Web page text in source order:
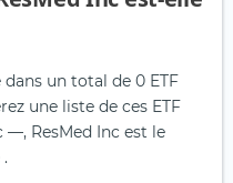
un total de 0 ETF
une liste de ces ETF
—, ResMed Inc est le